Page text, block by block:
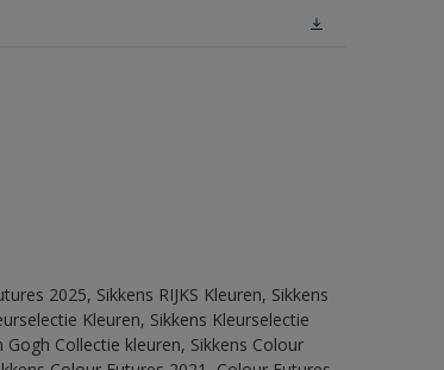
2025, Sikkens RIJKS Kleuren, Sikkens
Kleuren, Sikkens Kleurselectie
Collectie kleuren, Sikkens Colour